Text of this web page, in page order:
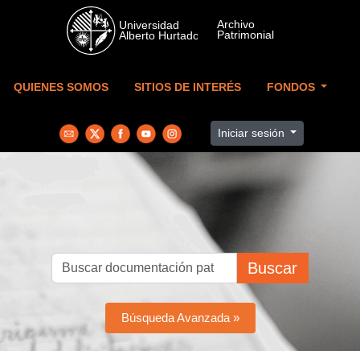
Skip to main content
QUIENES SOMOS SITIOS DE INTERÉS FONDOS
Iniciar sesión
Buscar
Búsqueda Avanzada »